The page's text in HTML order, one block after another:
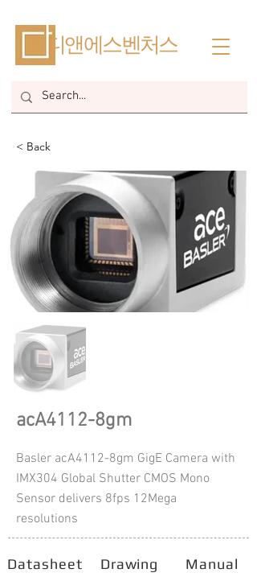
​디앤에스벤처스
< Back
acA4112-8gm
Basler acA4112-8gm GigE Camera with
IMX304 Global Shutter CMOS Mono
Sensor delivers 8fps 12Mega
resolutions
Datasheet Drawing Manual